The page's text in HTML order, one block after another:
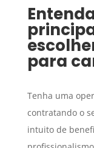
para
Tenha uma
contratando o
intuito de